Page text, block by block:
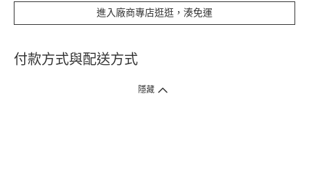
進入廠商專店逛逛，湊免運
付款方式與配送方式
隱藏